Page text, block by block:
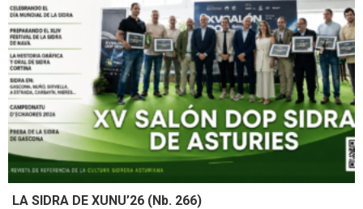
LA SIDRA DE XUNU’26 (Nb. 266)